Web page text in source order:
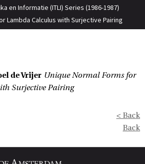
en Informatie (ITLI) Series (1986-1987)
Lambda Calculus with Surjective Pairing
de Vrijer Unique Normal Forms for
Surjective Pairing
< Back
Back